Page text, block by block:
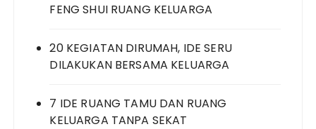
FENG SHUI RUANG KELUARGA
20 KEGIATAN DIRUMAH, IDE SERU
DILAKUKAN BERSAMA KELUARGA
7 IDE RUANG TAMU DAN RUANG
KELUARGA TANPA SEKAT